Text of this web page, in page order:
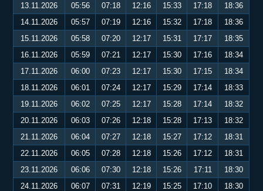
13.11.2026
05:56 07:18 12:16 15:33 17:18
18:36
14.11.2026
05:57 07:19 12:16 15:32 17:18
18:36
15.11.2026
05:58 07:20 12:17 15:31 17:17
18:35
16.11.2026
05:59 07:21 12:17 15:30 17:16
18:34
17.11.2026
06:00 07:23 12:17 15:30 17:15
18:34
18.11.2026
06:01 07:24 12:17 15:29 17:14
18:33
19.11.2026
06:02 07:25 12:17 15:28 17:14
18:32
20.11.2026
06:03 07:26 12:18 15:28 17:13
18:32
21.11.2026
06:04 07:27 12:18 15:27 17:12
18:31
22.11.2026
06:05 07:28 12:18 15:26 17:12
18:31
23.11.2026
06:06 07:30 12:18 15:26 17:11
18:30
24.11.2026
06:07 07:31 12:19 15:25 17:10
18:30